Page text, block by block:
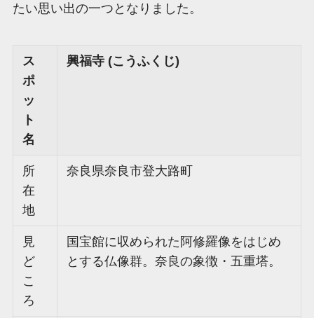
たい思い出の一つとなりました。
ス
ポ
ッ
ト
名
興福寺 (こうふくじ)
所
在
地
奈良県奈良市登大路町
見
ど
こ
ろ
国宝館に収められた阿修羅像をはじめ
とする仏像群。奈良の象徴・五重塔。